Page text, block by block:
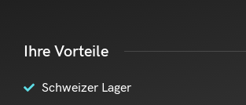
Ihre Vorteile
Schweizer Lager